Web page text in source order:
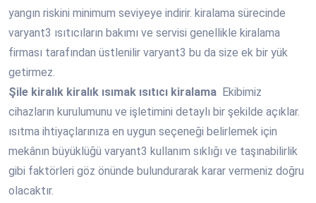
yangın riskini minimum seviyeye indirir. kiralama sürecinde
varyant3 ısıtıcıların bakımı ve servisi genellikle kiralama
firması tarafından üstlenilir varyant3 bu da size ek bir yük
getirmez.
Şile kiralık kiralık ısımak ısıtıcı kiralama Ekibimiz
cihazların kurulumunu ve işletimini detaylı bir şekilde açıklar.
ısıtma ihtiyaçlarınıza en uygun seçeneği belirlemek için
mekânın büyüklüğü varyant3 kullanım sıklığı ve taşınabilirlik
gibi faktörleri göz önünde bulundurarak karar vermeniz doğru
olacaktır.